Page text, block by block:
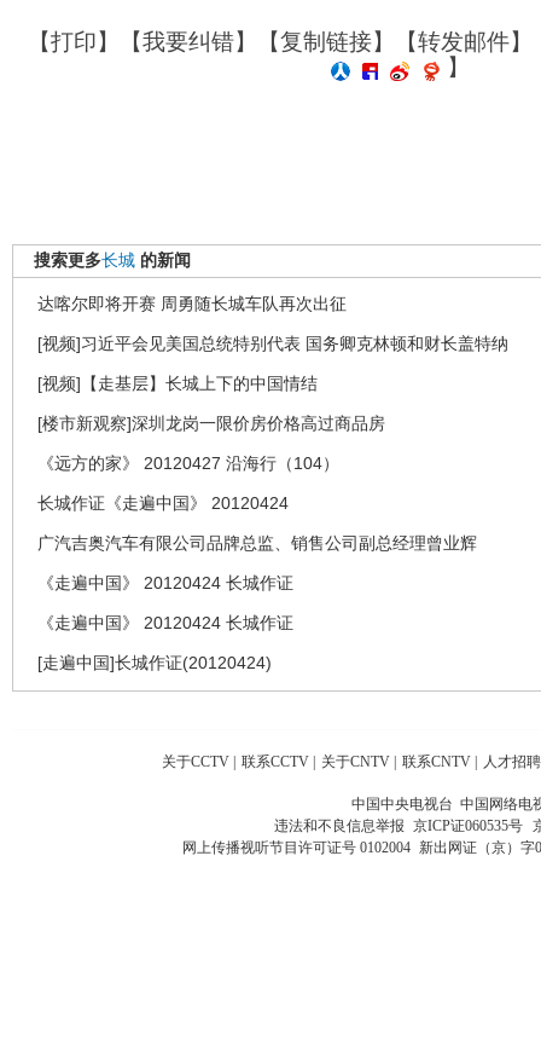
【打印】【我要纠错】【复制链接】【转发邮件】
】
搜索更多长城 的新闻
达喀尔即将开赛 周勇随长城车队再次出征
[视频]习近平会见美国总统特别代表 国务卿克林顿和财长盖特纳
[视频]【走基层】长城上下的中国情结
[楼市新观察]深圳龙岗一限价房价格高过商品房
《远方的家》 20120427 沿海行（104）
长城作证《走遍中国》 20120424
广汽吉奥汽车有限公司品牌总监、销售公司副总经理曾业辉
《走遍中国》 20120424 长城作证
《走遍中国》 20120424 长城作证
[走遍中国]长城作证(20120424)
关于CCTV | 联系CCTV | 关于CNTV | 联系CNTV | 人才招聘
中国中央电视台 中国网络电
违法和不良信息举报 京ICP证060535号
网上传播视听节目许可证号 0102004 新出网证（京）